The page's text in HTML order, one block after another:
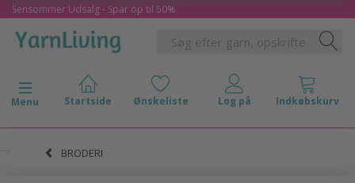
Sensommer Udsalg - Spar op til 50%
Skifte navigation
Menu
BRODERI